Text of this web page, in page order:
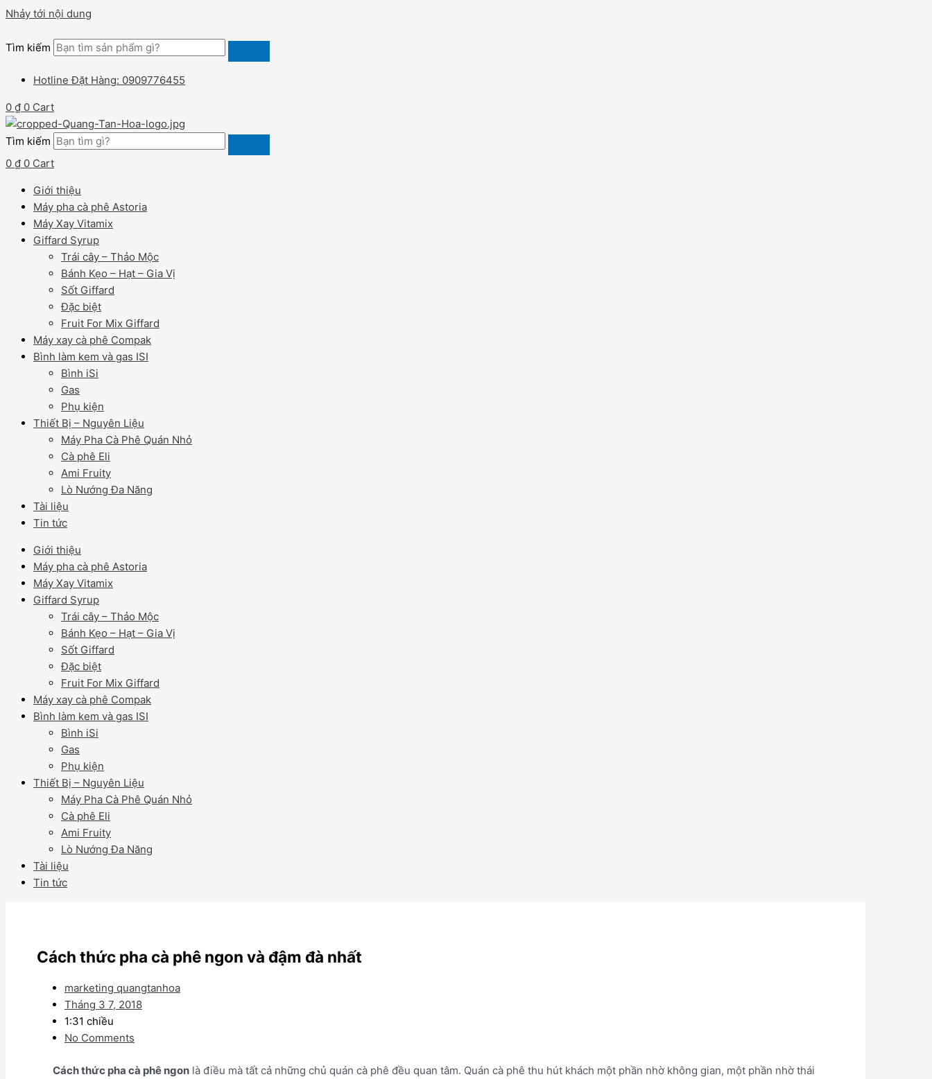
Nhảy tới nội dung
Tìm kiếm
Hotline Đặt Hàng: 0909776455
0 ₫ 0 Cart
Tìm kiếm
0 ₫ 0 Cart
Giới thiệu
Máy pha cà phê Astoria
Máy Xay Vitamix
Giffard Syrup
Trái cây – Thảo Mộc
Bánh Kẹo – Hạt – Gia Vị
Sốt Giffard
Đặc biệt
Fruit For Mix Giffard
Máy xay cà phê Compak
Bình làm kem và gas ISI
Bình iSi
Gas
Phụ kiện
Thiết Bị – Nguyên Liệu
Máy Pha Cà Phê Quán Nhỏ
Cà phê Eli
Ami Fruity
Lò Nướng Đa Năng
Tài liệu
Tin tức
Giới thiệu
Máy pha cà phê Astoria
Máy Xay Vitamix
Giffard Syrup
Trái cây – Thảo Mộc
Bánh Kẹo – Hạt – Gia Vị
Sốt Giffard
Đặc biệt
Fruit For Mix Giffard
Máy xay cà phê Compak
Bình làm kem và gas ISI
Bình iSi
Gas
Phụ kiện
Thiết Bị – Nguyên Liệu
Máy Pha Cà Phê Quán Nhỏ
Cà phê Eli
Ami Fruity
Lò Nướng Đa Năng
Tài liệu
Tin tức
Cách thức pha cà phê ngon và đậm đà nhất
marketing quangtanhoa
Tháng 3 7, 2018
1:31 chiều
No Comments
Cách thức pha cà phê ngonlà điều mà tất cả những chủ quán cà phê đều quan tâm. Quán cà phê thu hút khách một phần nhờ không gian, một phần nhờ thái